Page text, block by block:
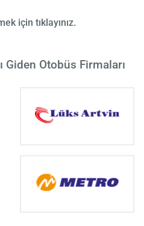
için tıklayınız.
Giden Otobüs Firmaları